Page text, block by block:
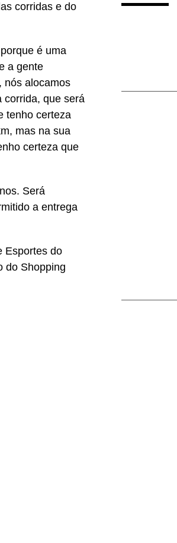
corridas e do
é uma
a gente
nós alocamos
corrida, que será
tenho certeza
mas na sua
certeza que
Será
a entrega
Esportes do
do Shopping